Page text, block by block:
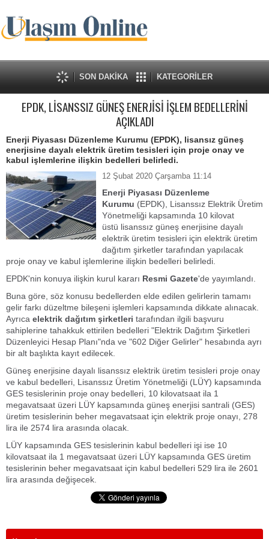
SON DAKİKA KATEGORİLER
EPDK, LİSANSSIZ GÜNEŞ ENERJİSİ İŞLEM BEDELLERİNİ
AÇIKLADI
Enerji Piyasası Düzenleme Kurumu (EPDK), lisansız güneş
enerjisine dayalı elektrik üretim tesisleri için proje onay ve
kabul işlemlerine ilişkin bedelleri belirledi.
12 Şubat 2020 Çarşamba 11:14
Enerji Piyasası Düzenleme
Kurumu (EPDK), Lisanssız Elektrik Üretim
Yönetmeliği kapsamında 10 kilovat
üstü lisanssız güneş enerjisine dayalı
elektrik üretim tesisleri için elektrik üretim
dağıtım şirketler tarafından yapılacak
proje onay ve kabul işlemlerine ilişkin bedelleri belirledi.
EPDK'nin konuya ilişkin kurul kararı Resmi Gazete'de yayımlandı.
Buna göre, söz konusu bedellerden elde edilen gelirlerin tamamı
gelir farkı düzeltme bileşeni işlemleri kapsamında dikkate alınacak.
Ayrıca elektrik dağıtım şirketleri tarafından ilgili başvuru
sahiplerine tahakkuk ettirilen bedelleri "Elektrik Dağıtım Şirketleri
Düzenleyici Hesap Planı"nda ve "602 Diğer Gelirler" hesabında ayrı
bir alt başlıkta kayıt edilecek.
Güneş enerjisine dayalı lisanssız elektrik üretim tesisleri proje onay
ve kabul bedelleri, Lisanssız Üretim Yönetmeliği (LÜY) kapsamında
GES tesislerinin proje onay bedelleri, 10 kilovatsaat ila 1
megavatsaat üzeri LÜY kapsamında güneş enerjisi santrali (GES)
üretim tesislerinin beher megavatsaat için elektrik proje onayı, 278
lira ile 2574 lira arasında olacak.
LÜY kapsamında GES tesislerinin kabul bedelleri işi ise 10
kilovatsaat ila 1 megavatsaat üzeri LÜY kapsamında GES üretim
tesislerinin beher megavatsaat için kabul bedelleri 529 lira ile 2601
lira arasında değişecek.